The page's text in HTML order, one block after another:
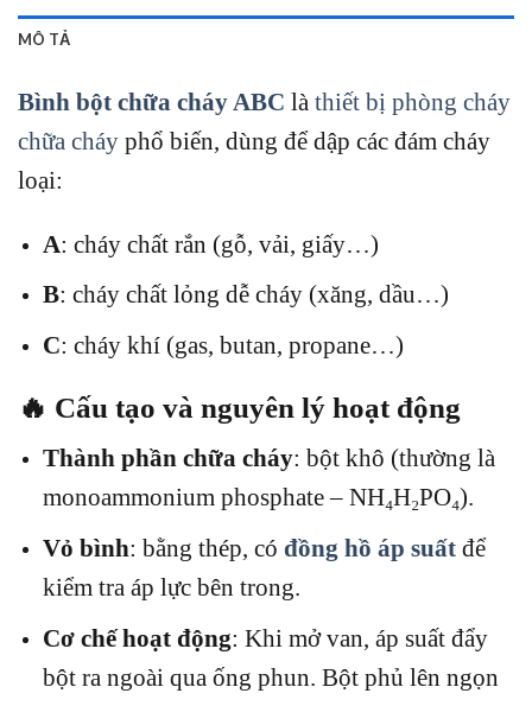
MÔ TẢ
Bình bột chữa cháy ABC là thiết bị phòng cháy
chữa cháy phổ biến, dùng để dập các đám cháy
loại:
A: cháy chất rắn (gỗ, vải, giấy…)
B: cháy chất lỏng dễ cháy (xăng, dầu…)
C: cháy khí (gas, butan, propane…)
🔥 Cấu tạo và nguyên lý hoạt động
Thành phần chữa cháy: bột khô (thường là
monoammonium phosphate – NH₄H₂PO₄).
Vỏ bình: bằng thép, có đồng hồ áp suấtđể
kiểm tra áp lực bên trong.
Cơ chế hoạt động: Khi mở van, áp suất đẩy
bột ra ngoài qua ống phun. Bột phủ lên ngọn